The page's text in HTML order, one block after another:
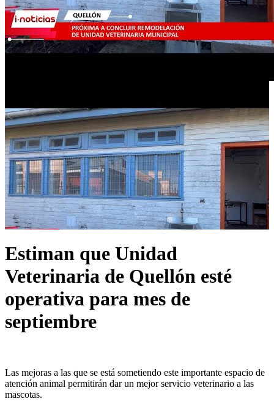
Estiman que Unidad
Veterinaria de Quellón esté
operativa para mes de
septiembre
Las mejoras a las que se está sometiendo este importante espacio de
atención animal permitirán dar un mejor servicio veterinario a las
mascotas.